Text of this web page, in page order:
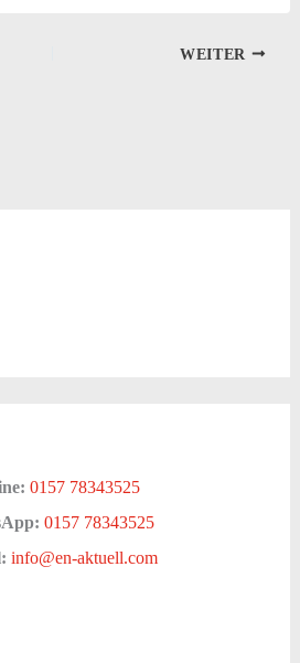
WEITER
0157 78343525
0157 78343525
info@en-aktuell.com